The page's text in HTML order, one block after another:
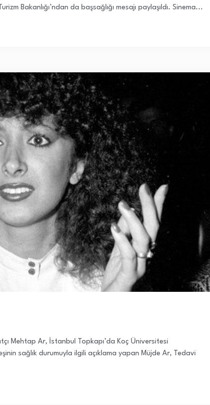
Bakanlığı’ndan da başsağlığı mesajı paylaşıldı. Sinema...
Mehtap Ar, İstanbul Topkapı’da Koç Üniversitesi
sağlık durumuyla ilgili açıklama yapan Müjde Ar, Tedavi